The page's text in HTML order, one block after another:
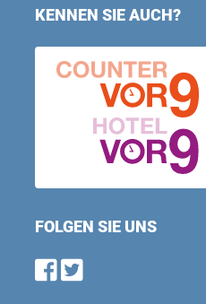
KENNEN SIE AUCH?
FOLGEN SIE UNS
Find us on
Follow us